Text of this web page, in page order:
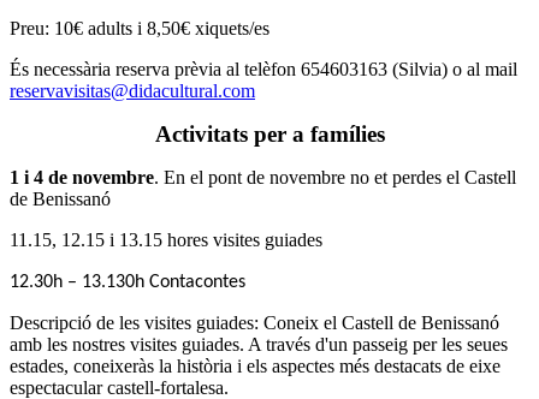
Preu: 10€ adults i 8,50€ xiquets/es
És necessària reserva prèvia al telèfon 654603163 (Silvia) o al mail
reservavisitas@didacultural.com
Activitats per a famílies
1 i 4 de novembre. En el pont de novembre no et perdes el Castell
de Benissanó
11.15, 12.15 i 13.15 hores visites guiades
12.30h – 13.130h Contacontes
Descripció de les visites guiades: Coneix el Castell de Benissanó
amb les nostres visites guiades. A través d'un passeig per les seues
estades, coneixeràs la història i els aspectes més destacats de eixe
espectacular castell-fortalesa.